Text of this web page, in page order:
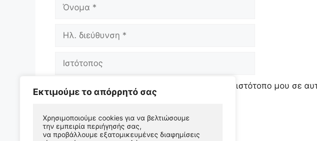
Εκτιμούμε το απόρρητό σας
Χρησιμοποιούμε cookies για να βελτιώσουμε
την εμπειρία περιήγησής σας,
να προβάλλουμε εξατομικευμένες διαφημίσεις
διεύθυνση
Αποθήκευσε το όνομά μου, email, και τον ιστότοπο μου σε
επόμενη φορά που θα σχολιάσω.